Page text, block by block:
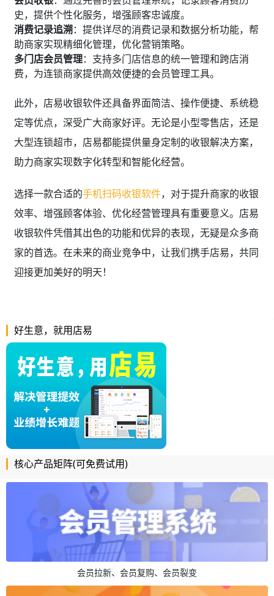
史，提供个性化服务，增强顾客忠诚度。
消费记录追溯：提供详尽的消费记录和数据分析功能，帮
助商家实现精细化管理，优化营销策略。
多门店会员管理：支持多门店信息的统一管理和跨店消
费，为连锁商家提供高效便捷的会员管理工具。
此外，店易收银软件还具备界面简洁、操作便捷、系统稳
定等优点，深受广大商家好评。无论是小型零售店，还是
大型连锁超市，店易都能提供量身定制的收银解决方案，
助力商家实现数字化转型和智能化经营。
选择一款合适的手机扫码收银软件，对于提升商家的收银
效率、增强顾客体验、优化经营管理具有重要意义。店易
收银软件凭借其出色的功能和优异的表现，无疑是众多商
家的首选。在未来的商业竞争中，让我们携手店易，共同
迎接更加美好的明天！
好生意，就用店易
核心产品矩阵(可免费试用)
会员拉新、会员复购、会员裂变